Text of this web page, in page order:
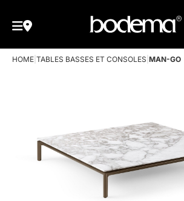
HOME TABLES BASSES ET CONSOLES MAN-GO